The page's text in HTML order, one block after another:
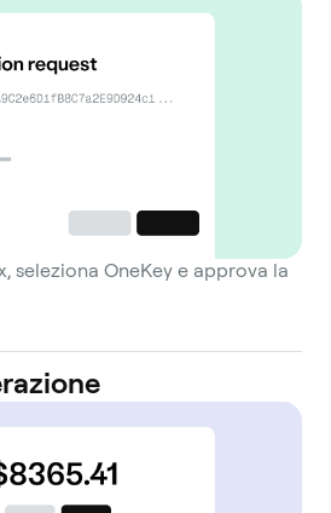
seleziona OneKey e approva la